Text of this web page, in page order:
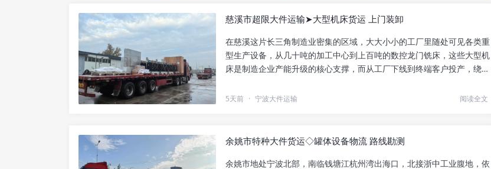
慈溪市超限大件运输➤大型机床货运 上门装卸
在慈溪这片长三角制造业密集的区域，大大小小的工厂里随处可见各类重
型生产设备，从几十吨的加工中心到上百吨的数控龙门铣床，这些大型机
床是制造企业产能升级的核心支撑，而从工厂下线到终端客户投产，绕不
5天前 · 宁波大件运输 阅读全文
余姚市特种大件货运◇罐体设备物流 路线勘测
余姚市地处宁波北部，南临钱塘江杭州湾出海口，北接浙中工业腹地，依